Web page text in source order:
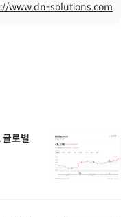
www.dn-solutions.com
로벌